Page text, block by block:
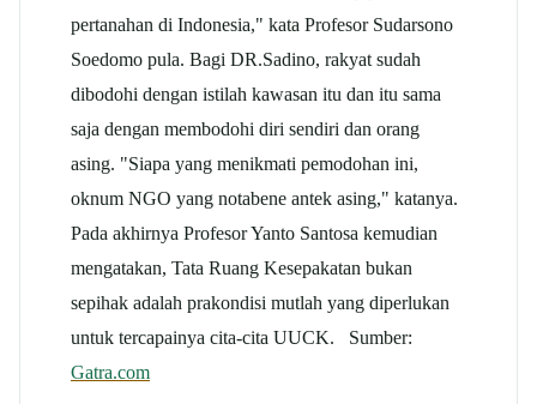
pertanahan di Indonesia," kata Profesor Sudarsono
Soedomo pula. Bagi DR.Sadino, rakyat sudah
dibodohi dengan istilah kawasan itu dan itu sama
saja dengan membodohi diri sendiri dan orang
asing. "Siapa yang menikmati pemodohan ini,
oknum NGO yang notabene antek asing," katanya.
Pada akhirnya Profesor Yanto Santosa kemudian
mengatakan, Tata Ruang Kesepakatan bukan
sepihak adalah prakondisi mutlah yang diperlukan
untuk tercapainya cita-cita UUCK. Sumber:
Gatra.com